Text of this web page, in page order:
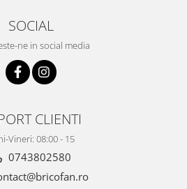
SOCIAL
ne in social media
CLIENTI
Vineri: 08:00 - 15
0743802580